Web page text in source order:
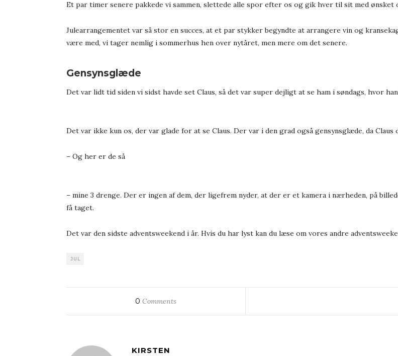
Et par timer senere pakkede vi sammen, slettede alle spor efter os og gik hver til sit med ønsket
Julearrangementet var så stor en succes, at et par stykker begyndte at arrangere vin og
være med, vi tager nemlig i sommerhus hen over nytåret, men mere om det senere.
Gensynsglæde
Det var lidt tid siden vi sidst havde set Claus, så det var super dejligt at se ham i søndags, hvor
Det var ikke kun os, der var glade for at se Claus. Der var i den grad også gensynsglæde, da
– Og her er de så
– mine 3 drenge. Der er ingen af dem, der ligefrem nyder, at der er et kamera i nærheden, på
få taget.
Det var den sidste adventsweekend i år. Hvis du har lyst kan du læse om vores andre
JUL
0 Comments
KIRSTEN